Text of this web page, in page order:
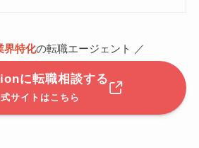
界特化の転職エージェント ／
に転職相談する
サイトはこちら